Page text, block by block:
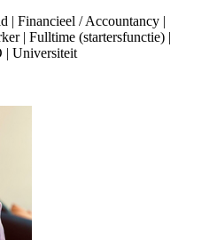
| Financieel / Accountancy |
| Fulltime (startersfunctie) |
| Universiteit